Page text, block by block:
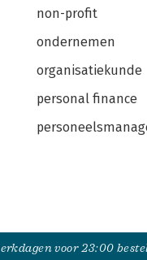
non-profit
ondernemen
organisatiekunde
personal finance
voor 23:00